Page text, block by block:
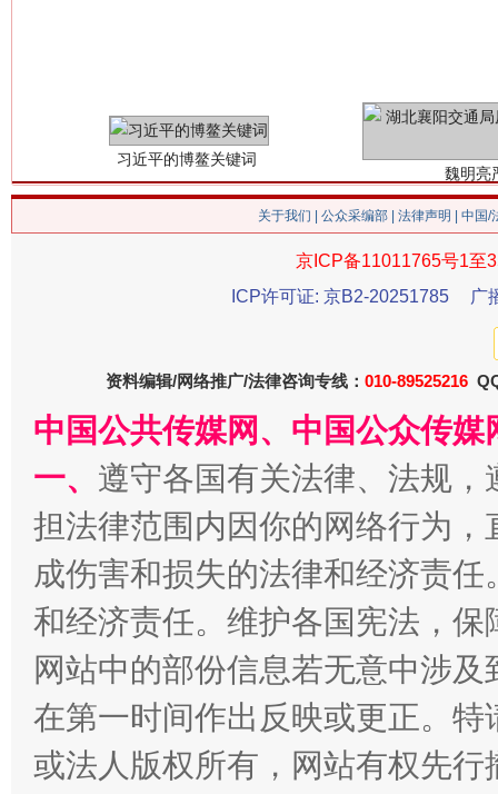
“刷贴”乱象丛生
生
揭批美国五大"原罪" "炒
关于我们 公众采编部 法律声明 | 中国
京ICP备11011765号1至
ICP许可证: 京B2-20251785
广
资料编辑/网络推广/法律咨询专线： 010-89525216
中国公共传媒网、中国公众传
一、 遵守各国有关法律、法规
担法律范围内因你的网络行为
成伤害和损失的法律和经济责
和经济责任。维护各国宪法，
网站中的部份信息若无意中涉
在第一时间作出反映或更正。
或法人版权所有，网站有权先